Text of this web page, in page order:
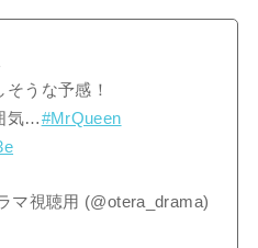
うな予感！
気…#MrQueen
マ視聴用 (@otera_drama)